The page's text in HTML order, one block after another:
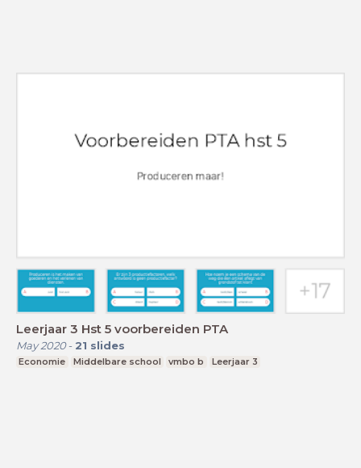
Leerjaar 3 Hst 5 voorbereiden PTA
May 2020- 21 slides
Economie Middelbare school vmbo b Leerjaar 3